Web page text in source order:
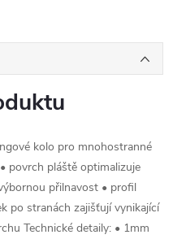
kolo pro mnohostranné
povrch pláště optimalizuje
přilnavost • profil
po stranách zajišťují vynikající
Technické detaily: • 1mm